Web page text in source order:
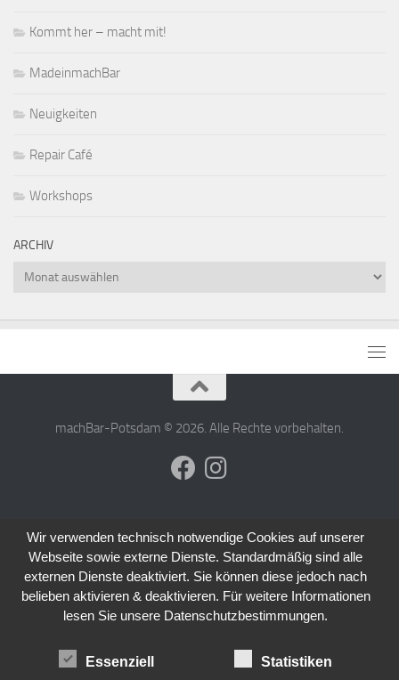
Kommt her – macht mit!
MadeinmachBar
Neuigkeiten
Repair Café
Workshops
ARCHIV
Archiv
machBar-Potsdam © 2026. Alle Rechte vorbehalten.
Wir verwenden technisch notwendige Cookies auf unserer
Webseite sowie externe Dienste. Standardmäßig sind alle
externen Dienste deaktiviert. Sie können diese jedoch nach
belieben aktivieren & deaktivieren. Für weitere Informationen
lesen Sie unsere Datenschutzbestimmungen.
Essenziell Statistiken